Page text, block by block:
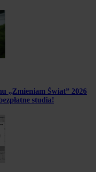
„Zmieniam Świat” 2026
studia!